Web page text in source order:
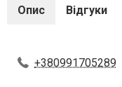
Опис Відгуки
+380991705289